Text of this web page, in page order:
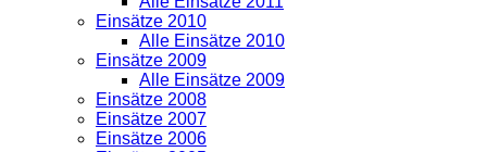
Einsätze 2010
Alle Einsätze 2010
Einsätze 2009
Alle Einsätze 2009
Einsätze 2008
Einsätze 2007
Einsätze 2006